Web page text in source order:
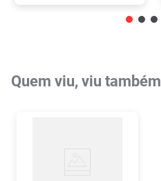
Quem viu, viu também